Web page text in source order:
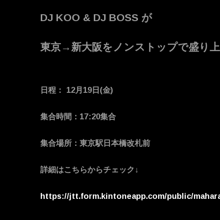
DJ KOO & DJ BOSS が
東京→新大阪をノンストップで盛り
日程： 12月19日(金)
集合時間：17:20集合
集合場所：東京駅日本橋改札前
詳細はこちらからチェック↓
https://jtt.form.kintoneapp.com/public/